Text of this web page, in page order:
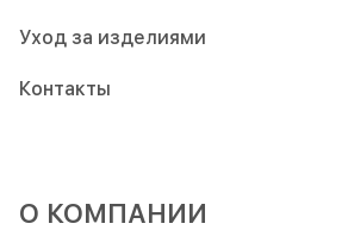
Уход за изделиями
Контакты
О КОМПАНИИ